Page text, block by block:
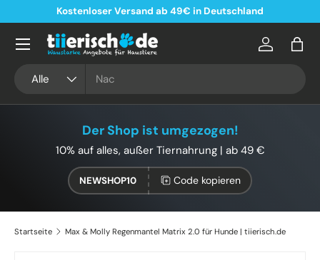
Direkt zum Inhalt
Kostenloser Versand ab 49€ in Deutschland
Alle
Konto
Der Shop ist umgezogen!
10% auf alles, außer Tiernahrung | ab 49 €
NEWSHOP10 Code kopieren
Startseite Max & Molly Regenmantel Matrix 2.0 für Hunde | tiierisch.de